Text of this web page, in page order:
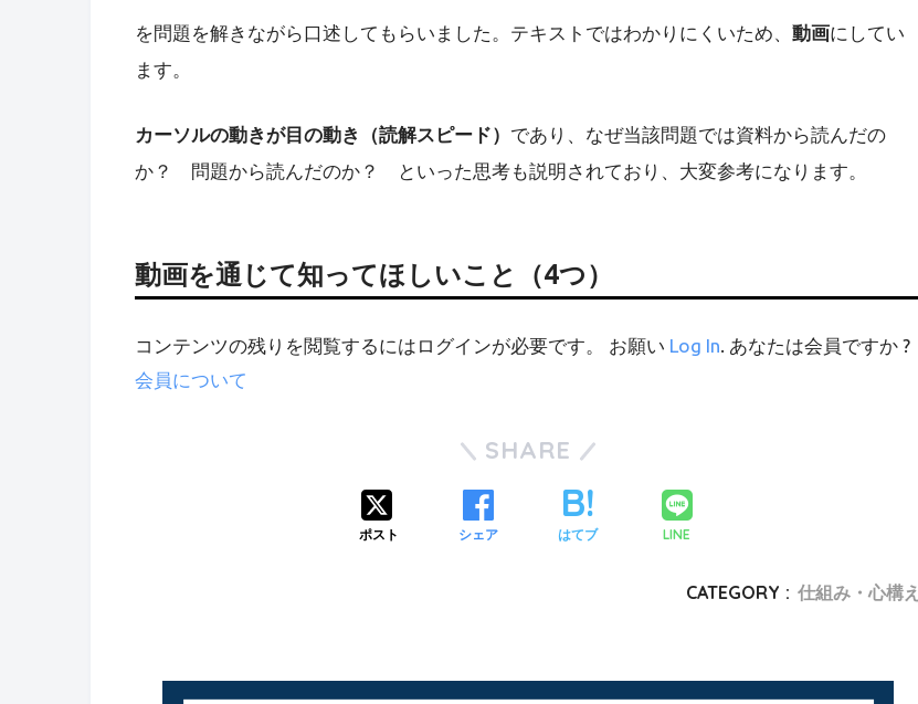
を問題を解きながら口述してもらいました。テキストではわかりにくいため、 動画にしてい
ます。
カーソルの動きが目の動き（読解スピード） であり、なぜ当該問題では資料から読んだの
か？ 問題から読んだのか？ といった思考も説明されており、大変参考になります。
動画を通じて知ってほしいこと（4つ）
コンテンツの残りを閲覧するにはログインが必要です。 お願い Log In. あなたは会員ですか ?
会員について
SHARE
ポスト シェア はてブ LINE
CATEGORY : 仕組み・心構え